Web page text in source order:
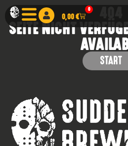
0,00€
0
SEITE NICHT
START